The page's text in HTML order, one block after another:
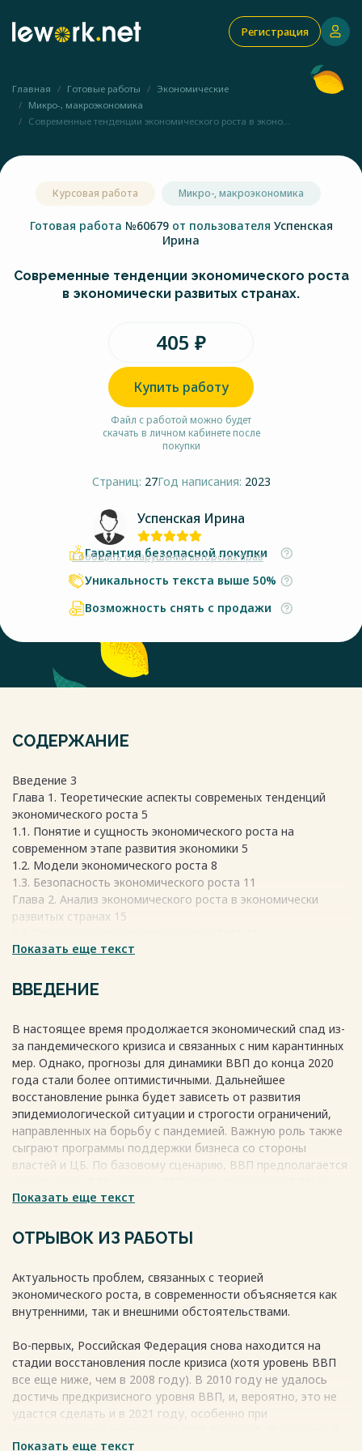
Регистрация
Главная Готовые работы
Экономические
Микро-, макроэкономика
Современные тенденции экономического роста в эконо...
Курсовая работа Микро-, макроэкономика
Готовая работа №60679 от пользователя Успенская
Ирина
Современные тенденции экономического роста
в экономически развитых странах.
405 ₽
Купить работу
Файл с работой можно будет
скачать в личном кабинете после
покупки
Страниц: 27Год написания: 2023
Успенская Ирина
Сообщить о нарушении авторских прав
Гарантия безопасной покупки
Уникальность текста выше 50%
Возможность снять с продажи
СОДЕРЖАНИЕ
Введение 3
Глава 1. Теоретические аспекты современых тенденций
экономического роста 5
1.1. Понятие и сущность экономического роста на
современном этапе развития экономики 5
1.2. Модели экономического роста 8
1.3. Безопасность экономического роста 11
Глава 2. Анализ экономического роста в экономически
развитых странах 15
2.2. Экономический рост Франции 16
Заключение 26
Список использованных источников 28
Показать еще текст
ВВЕДЕНИЕ
В настоящее время продолжается экономический спад из-
за пандемического кризиса и связанных с ним карантинных
мер. Однако, прогнозы для динамики ВВП до конца 2020
года стали более оптимистичными. Дальнейшее
восстановление рынка будет зависеть от развития
эпидемиологической ситуации и строгости ограничений,
направленных на борьбу с пандемией. Важную роль также
сыграют программы поддержки бизнеса со стороны
властей и ЦБ. По базовому сценарию, ВВП предполагается
2021 году (в основном за счет увеличения бюджетных
сырье), и увеличится на 2,2% в 2022 году.
экономика вырастет на 5% по рыночным обменным курсам,
что является самым высоким ростом в 21 веке. Однако,
точность прогноза зависит от внедрения и
Расширение мер денежно-кредитной, финансовой и
фискальной поддержки также влияет на реалистичность
прогноза. Ожидается, что экономический рост произойдет
во второй половине года после успешной вакцинации
большей части населения крупных развитых стран.
Показать еще текст
ОТРЫВОК ИЗ РАБОТЫ
Актуальность проблем, связанных с теорией
экономического роста, в современности объясняется как
внутренними, так и внешними обстоятельствами.
Во-первых, Российская Федерация снова находится на
стадии восстановления после кризиса (хотя уровень ВВП
все еще ниже, чем в 2008 году). В 2010 году не удалось
достичь предкризисного уровня ВВП, и, вероятно, это не
удастся сделать и в 2021 году, особенно при
был зафиксирован в Федеральном бюджете на 2021 год.
Показать еще текст